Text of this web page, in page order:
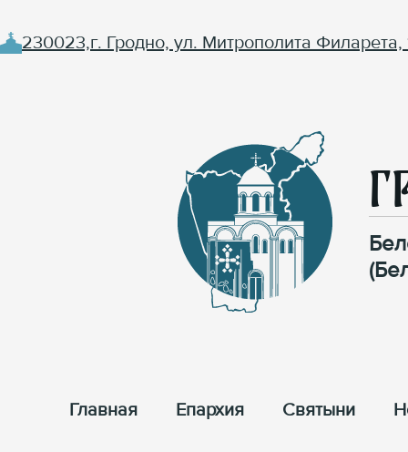
230023,г. Гродно, ул. Митрополита Филарета,
Главная Епархия Cвятыни